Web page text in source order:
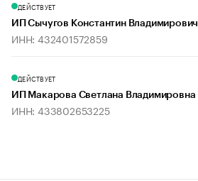
ДЕЙСТВУЕТ
ИП Сычугов Константин Владимирович
ИНН: 432401572859
ДЕЙСТВУЕТ
ИП Макарова Светлана Владимировна
ИНН: 433802653225